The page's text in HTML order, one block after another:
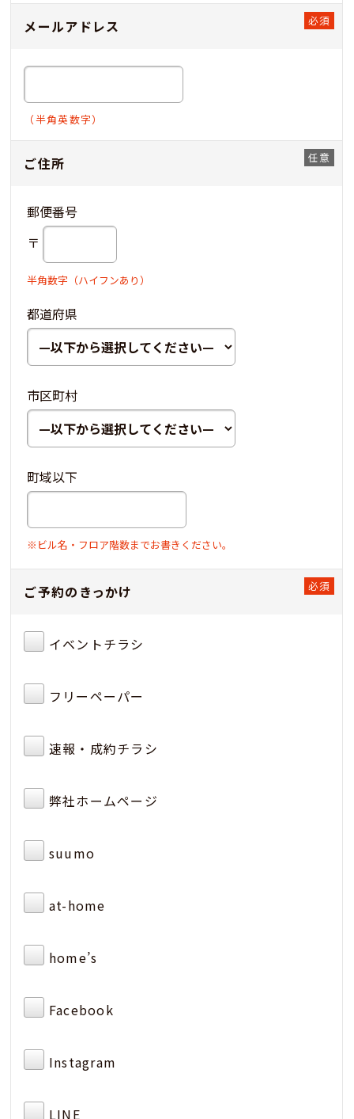
メールアドレス
（半角英数字）
ご住所
郵便番号
〒
半角数字（ハイフンあり）
都道府県
市区町村
町域以下
※ビル名・フロア階数までお書きください。
ご予約のきっかけ
イベントチラシ
フリーペーパー
速報・成約チラシ
弊社ホームページ
suumo
at-home
home’s
Facebook
Instagram
LINE